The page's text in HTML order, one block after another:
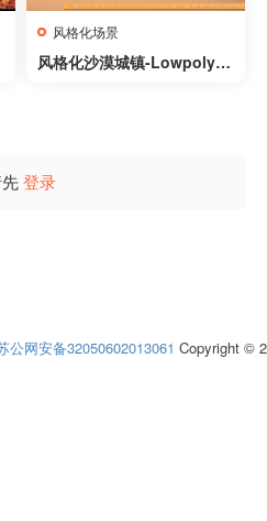
风格化场景
风格化沙漠城镇-Lowpoly S
登录
公网安备32050602013061 Copyright ©